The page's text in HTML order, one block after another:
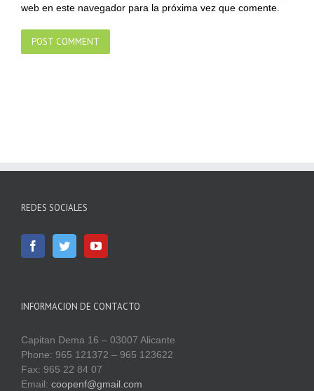
web en este navegador para la próxima vez que comente.
REDES SOCIALES
INFORMACION DE CONTACTO
Capitan Dema 16 – 03007 Alicante
Phone: 965 121372 – 965 123622
Fax: 965 22 84 07
Email: coopenf@gmail.com